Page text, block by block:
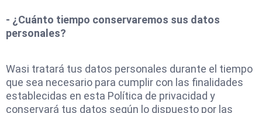
- ¿Cuánto tiempo conservaremos sus datos
personales?
Wasi tratará tus datos personales durante el tiempo
que sea necesario para cumplir con las finalidades
establecidas en esta Política de privacidad y
conservará tus datos según lo dispuesto por las